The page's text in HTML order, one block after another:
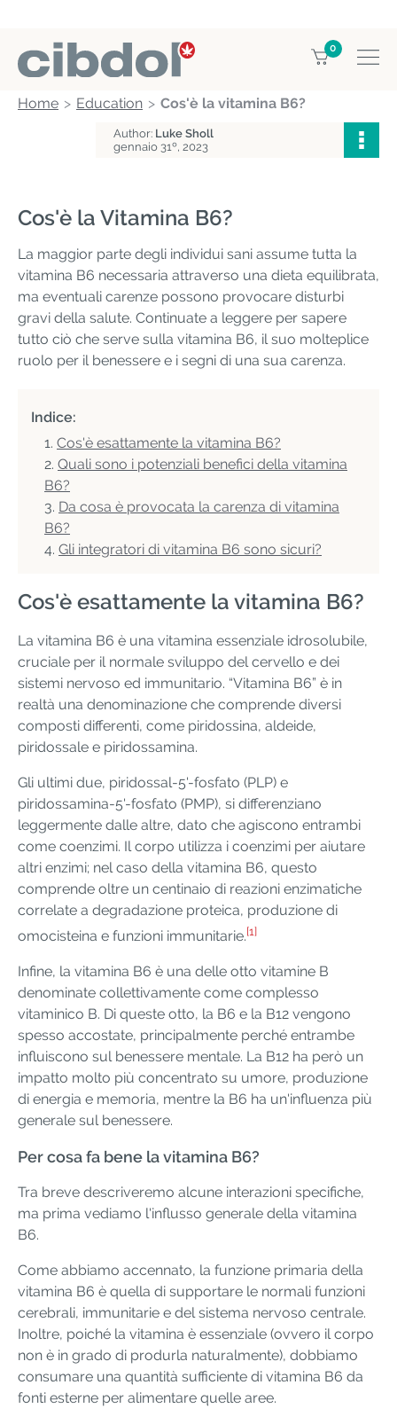
0
Home Education Cos'è la vitamina B6?
Author: Luke Sholl
gennaio 31º, 2023
Cos'è la Vitamina B6?
La maggior parte degli individui sani assume tutta la
vitamina B6 necessaria attraverso una dieta equilibrata,
ma eventuali carenze possono provocare disturbi
gravi della salute. Continuate a leggere per sapere
tutto ciò che serve sulla vitamina B6, il suo molteplice
ruolo per il benessere e i segni di una sua carenza.
Indice:
Cos'è esattamente la vitamina B6?
Quali sono i potenziali benefici della vitamina
B6?
Da cosa è provocata la carenza di vitamina
B6?
Gli integratori di vitamina B6 sono sicuri?
Cos'è esattamente la vitamina B6?
La vitamina B6 è una vitamina essenziale idrosolubile,
cruciale per il normale sviluppo del cervello e dei
sistemi nervoso ed immunitario. “Vitamina B6” è in
realtà una denominazione che comprende diversi
composti differenti, come piridossina, aldeide,
piridossale e piridossamina.
Gli ultimi due, piridossal-5'-fosfato (PLP) e
piridossamina-5'-fosfato (PMP), si differenziano
leggermente dalle altre, dato che agiscono entrambi
come coenzimi. Il corpo utilizza i coenzimi per aiutare
altri enzimi; nel caso della vitamina B6, questo
comprende oltre un centinaio di reazioni enzimatiche
correlate a degradazione proteica, produzione di
omocisteina e funzioni immunitarie.[1]
Infine, la vitamina B6 è una delle otto vitamine B
denominate collettivamente come complesso
vitaminico B. Di queste otto, la B6 e la B12 vengono
spesso accostate, principalmente perché entrambe
influiscono sul benessere mentale. La B12 ha però un
impatto molto più concentrato su umore, produzione
di energia e memoria, mentre la B6 ha un'influenza più
generale sul benessere.
Per cosa fa bene la vitamina B6?
Tra breve descriveremo alcune interazioni specifiche,
ma prima vediamo l'influsso generale della vitamina
B6.
Come abbiamo accennato, la funzione primaria della
vitamina B6 è quella di supportare le normali funzioni
cerebrali, immunitarie e del sistema nervoso centrale.
Inoltre, poiché la vitamina è essenziale (ovvero il corpo
non è in grado di produrla naturalmente), dobbiamo
consumare una quantità sufficiente di vitamina B6 da
fonti esterne per alimentare quelle aree.